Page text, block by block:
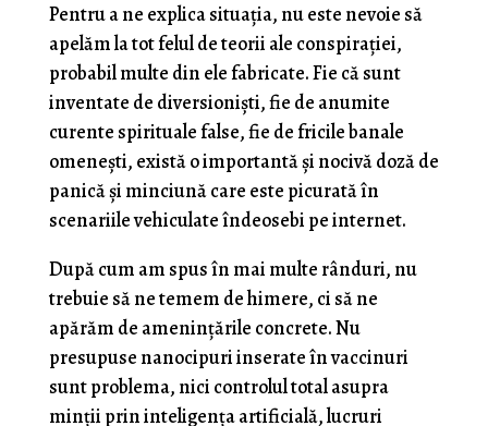
Pentru a ne explica situația, nu este nevoie să
apelăm la tot felul de teorii ale conspirației,
probabil multe din ele fabricate. Fie că sunt
inventate de diversioniști, fie de anumite
curente spirituale false, fie de fricile banale
omenești, există o importantă și nocivă doză de
panică și minciună care este picurată în
scenariile vehiculate îndeosebi pe internet.
După cum am spus în mai multe rânduri, nu
trebuie să ne temem de himere, ci să ne
apărăm de amenințările concrete. Nu
presupuse nanocipuri inserate în vaccinuri
sunt problema, nici controlul total asupra
minții prin inteligența artificială, lucruri